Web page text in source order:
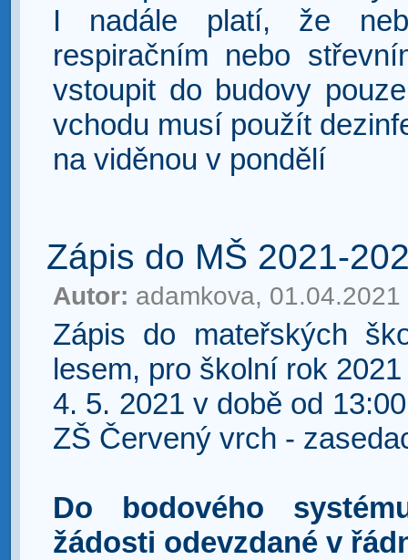
I nadále platí, že
respiračním nebo
vstoupit do budovy
vchodu musí použít
na viděnou v pondělí
Zápis do MŠ 2021-
Autor: adamkova, 01.04.2021
Zápis do mateřských
lesem, pro školní rok
4. 5. 2021 v době od
ZŠ Červený vrch -
Do bodového
žádosti odevzdané v